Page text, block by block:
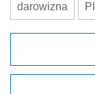
darowizna